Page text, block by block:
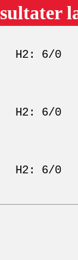
H2: 6/0
H2: 6/0
H2: 6/0